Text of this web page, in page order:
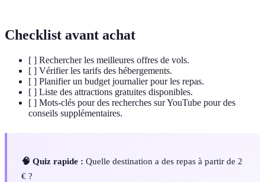
Checklist avant achat
[ ] Rechercher les meilleures offres de vols.
[ ] Vérifier les tarifs des hébergements.
[ ] Planifier un budget journalier pour les repas.
[ ] Liste des attractions gratuites disponibles.
[ ] Mots-clés pour des recherches sur YouTube pour des
conseils supplémentaires.
🧠 Quiz rapide : Quelle destination a des repas à partir de 2
€ ?